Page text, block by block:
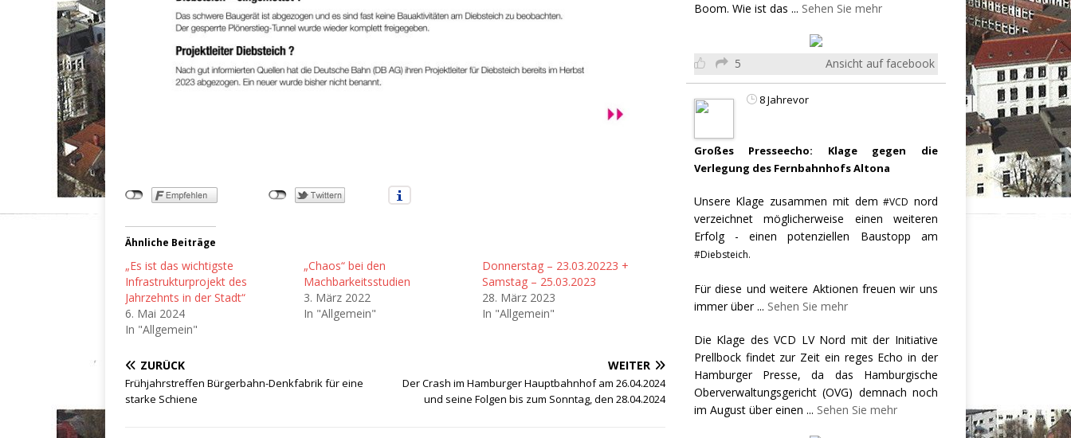
Ähnliche Beiträge
„Es ist das wichtigste
Infrastrukturprojekt des
Jahrzehnts in der Stadt“
6. Mai 2024
In "Allgemein"
„Chaos“ bei den
Machbarkeitsstudien
3. März 2022
In "Allgemein"
Donnerstag – 23.03.20223 +
Samstag – 25.03.2023
28. März 2023
In "Allgemein"
ZURÜCK
Frühjahrstreffen Bürgerbahn-Denkfabrik für eine
starke Schiene
WEITER
Der Crash im Hamburger Hauptbahnhof am 26.04.2024
und seine Folgen bis zum Sonntag, den 28.04.2024
Boom. Wie ist das ... Sehen Sie mehr
5 Ansicht auf facebook
8 Jahrevor
Großes Presseecho: Klage gegen die
Verlegung des Fernbahnhofs Altona
Unsere Klage zusammen mit dem#VCD nord
verzeichnet möglicherweise einen weiteren
Erfolg - einen potenziellen Baustopp am
#Diebsteich.
Für diese und weitere Aktionen freuen wir uns
immer über... Sehen Sie mehr
Die Klage des VCD LV Nord mit der Initiative
Prellbock findet zur Zeit ein reges Echo in der
Hamburger Presse, da das Hamburgische
Oberverwaltungsgericht (OVG) demnach noch
im August über einen ... Sehen Sie mehr